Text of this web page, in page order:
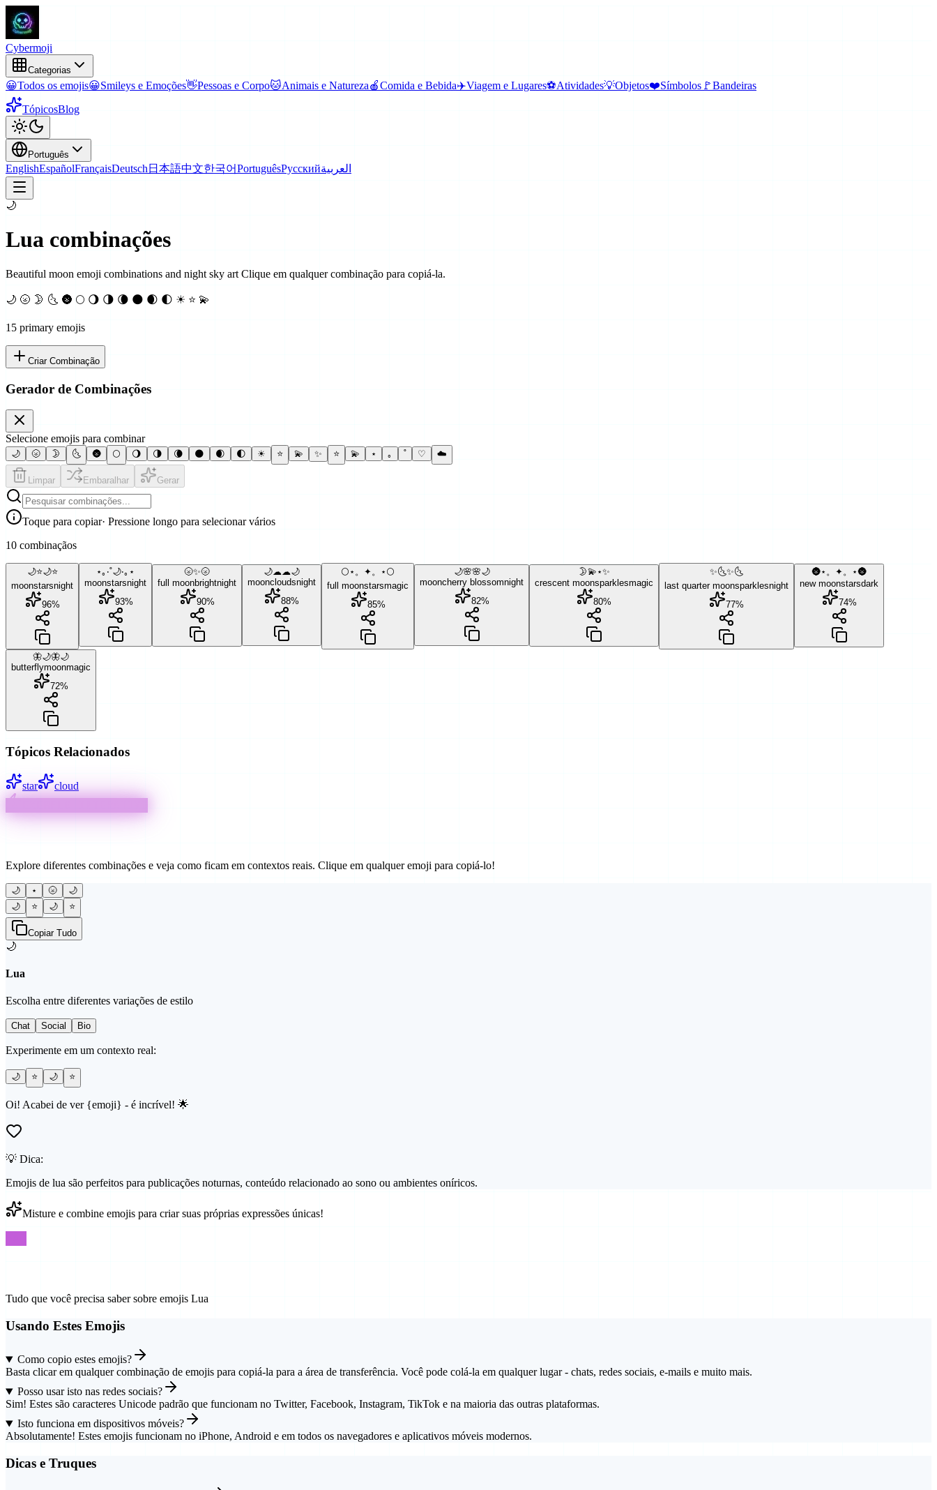
Cybermoji
Categorias
😀Todos os emojis😀Smileys e Emoções👋Pessoas e Corpo🐱Animais e Natureza🍎Comida e Bebida✈️Viagem e Lugares⚽Atividades💡Objetos❤️Símbolos 🚩Bandeiras
TópicosBlog
Português
EnglishEspañolFrançaisDeutsch 日本語中文한국어PortuguêsРусскийالعربية
🌙
Lua combinações
Beautiful moon emoji combinations and night sky art Clique em qualquer combinação para copiá-la.
🌙 🌝 🌛 🌜 🌚 🌕 🌖 🌗 🌘 🌑 🌒 🌓 ☀ ⭐ 💫
15 primary emojis
Criar Combinação
Gerador de Combinações
Selecione emojis para combinar
🌙 🌝 🌛 🌜 🌚 🌕 🌖 🌗 🌘 🌑 🌒 🌓 ☀ ⭐ 💫 ✨ ⭐ 💫 ⋆ ｡ ˚ ♡ ☁️
Limpar Embaralhar Gerar
Toque para copiar· Pressione longo para selecionar vários
10 combinaçãos
🌙⭐🌙⭐
moonstarsnight
96%
⋆｡‧˚🌙‧｡⋆
moonstarsnight
93%
🌝✨🌝
full moonbrightnight
90%
🌙☁☁🌙
mooncloudsnight
88%
🌕⋆。✦。⋆🌕
full moonstarsmagic
85%
🌙🌸🌸🌙
mooncherry blossomnight
82%
🌛💫⋆✨
crescent moonsparklesmagic
80%
✨🌜✨🌜
last quarter moonsparklesnight
77%
🌚⋆。✦。⋆🌚
new moonstarsdark
74%
🦋🌙🦋🌙
butterflymoonmagic
72%
Tópicos Relacionados
star cloud
Explore diferentes combinações e veja como ficam em contextos reais. Clique em qualquer emoji para copiá-lo!
🌙 ⋆ 🌝
🌙
🌙
⭐ 🌙 ⭐
Copiar Tudo
🌙
Lua
Escolha entre diferentes variações de estilo
Chat Social Bio
Experimente em um contexto real:
🌙 ⭐ 🌙 ⭐
Oi! Acabei de ver {emoji} - é incrível! 🌟
💡 Dica:
Emojis de lua são perfeitos para publicações noturnas, conteúdo relacionado ao sono ou ambientes oníricos.
Misture e combine emojis para criar suas próprias expressões únicas!
Tudo que você precisa saber sobre emojis Lua
Usando Estes Emojis
Como copio estes emojis?
Basta clicar em qualquer combinação de emojis para copiá-la para a área de transferência. Você pode colá-la em qualquer lugar - chats, redes sociais, e-mails e muito mais.
Posso usar isto nas redes sociais?
Sim! Estes são caracteres Unicode padrão que funcionam no Twitter, Facebook, Instagram, TikTok e na maioria das outras plataformas.
Isto funciona em dispositivos móveis?
Absolutamente! Estes emojis funcionam no iPhone, Android e em todos os navegadores e aplicativos móveis modernos.
Dicas e Truques